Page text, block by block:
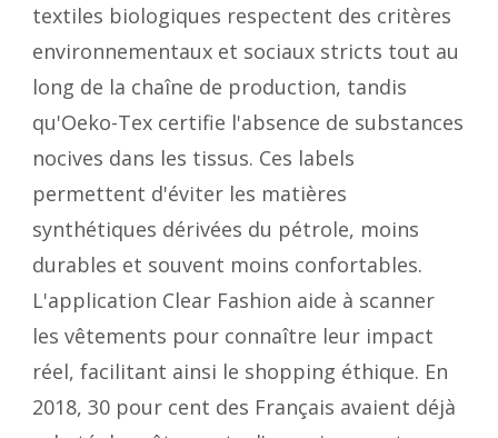
textiles biologiques respectent des critères
environnementaux et sociaux stricts tout au
long de la chaîne de production, tandis
qu'Oeko-Tex certifie l'absence de substances
nocives dans les tissus. Ces labels
permettent d'éviter les matières
synthétiques dérivées du pétrole, moins
durables et souvent moins confortables.
L'application Clear Fashion aide à scanner
les vêtements pour connaître leur impact
réel, facilitant ainsi le shopping éthique. En
2018, 30 pour cent des Français avaient déjà